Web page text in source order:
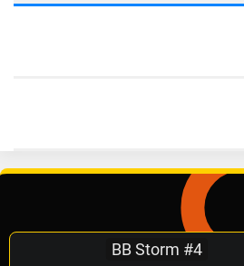
BB Storm #4